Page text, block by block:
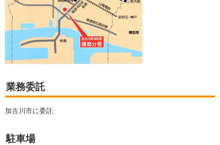
業務委託
加古川市に委託
駐車場